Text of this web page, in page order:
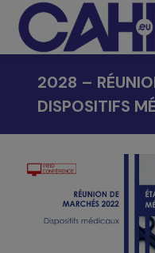
2028 –
DISPOSITIFS